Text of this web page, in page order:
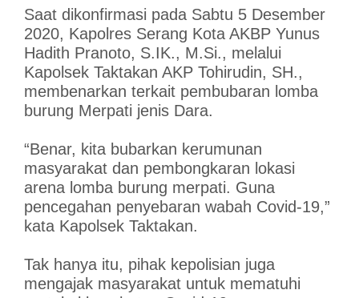
Saat dikonfirmasi pada Sabtu 5 Desember
2020, Kapolres Serang Kota AKBP Yunus
Hadith Pranoto, S.IK., M.Si., melalui
Kapolsek Taktakan AKP Tohirudin, SH.,
membenarkan terkait pembubaran lomba
burung Merpati jenis Dara.
“Benar, kita bubarkan kerumunan
masyarakat dan pembongkaran lokasi
arena lomba burung merpati. Guna
pencegahan penyebaran wabah Covid-19,”
kata Kapolsek Taktakan.
Tak hanya itu, pihak kepolisian juga
mengajak masyarakat untuk mematuhi